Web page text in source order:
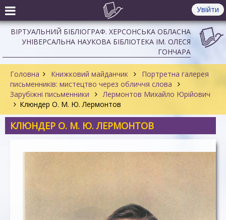
Увійти
ВІРТУАЛЬНИЙ БІБЛІОГРАФ. ХЕРСОНСЬКА ОБЛАСНА
УНІВЕРСАЛЬНА НАУКОВА БІБЛІОТЕКА ІМ. ОЛЕСЯ
ГОНЧАРА
Головна Книжковий майданчик
Портретна галерея
письменників: мистецтво через обличчя слова
Зарубіжні письменники
Лермонтов Михайло Юрійович
Клюндер О. М. Ю. Лермонтов
КЛЮНДЕР О. М. Ю. ЛЕРМОНТОВ